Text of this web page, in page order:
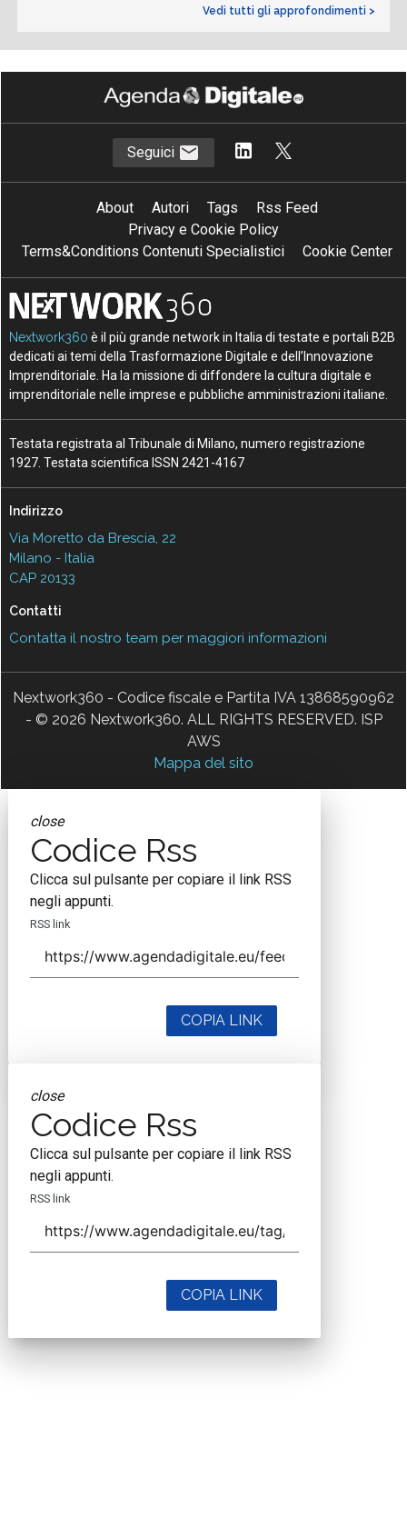
Vedi tutti gli approfondimenti >
Seguici
About Autori Tags
Rss Feed
Privacy e Cookie Policy
Terms&Conditions Contenuti Specialistici
Cookie Center
Nextwork360 è il più grande network in Italia di testate e portali B2B
dedicati ai temi della Trasformazione Digitale e dell’Innovazione
Imprenditoriale. Ha la missione di diffondere la cultura digitale e
imprenditoriale nelle imprese e pubbliche amministrazioni italiane.
Testata registrata al Tribunale di Milano, numero registrazione
1927. Testata scientifica ISSN 2421-4167
Indirizzo
Via Moretto da Brescia, 22
Milano - Italia
CAP 20133
Contatti
Contatta il nostro team per maggiori informazioni
Nextwork360 - Codice fiscale e Partita IVA 13868590962
- © 2026 Nextwork360. ALL RIGHTS RESERVED. ISP
AWS
Mappa del sito
close
Codice Rss
Clicca sul pulsante per copiare il link RSS
negli appunti.
RSS link
COPIA LINK
close
Codice Rss
Clicca sul pulsante per copiare il link RSS
negli appunti.
RSS link
COPIA LINK